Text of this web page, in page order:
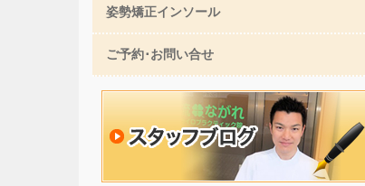
姿勢矯正インソール
ご予約･お問い合せ